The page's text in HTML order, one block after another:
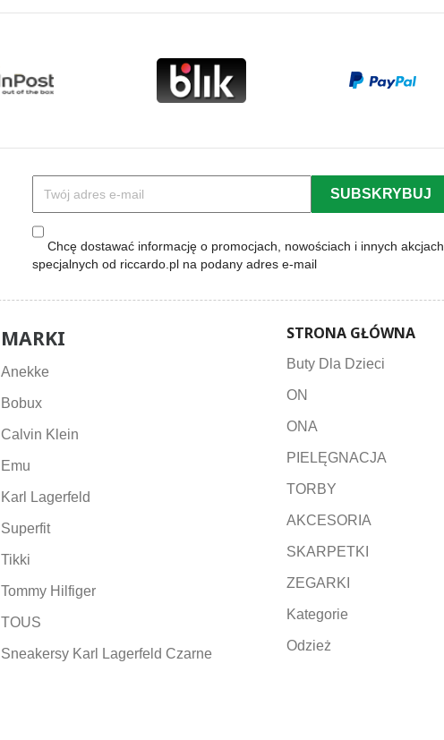
Chcę dostawać informację o promocjach, nowościach i innych akcjach
specjalnych od riccardo.pl na podany adres e-mail
MARKI
Anekke
Bobux
Calvin Klein
Emu
Karl Lagerfeld
Superfit
Tikki
Tommy Hilfiger
TOUS
Sneakersy Karl Lagerfeld Czarne
STRONA GŁÓWNA
Buty Dla Dzieci
ON
ONA
PIELĘGNACJA
TORBY
AKCESORIA
SKARPETKI
ZEGARKI
Kategorie
Odzież